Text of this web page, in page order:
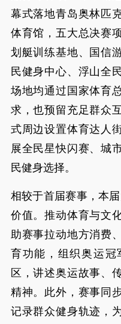
幕式落地青岛奥林匹
体育馆，五大总决赛
划艇训练基地、国信
民健身中心、浮山全
场地均通过国家体育
求，也预留充足群众
式周边设置体育达人
展全民星快闪赛、城
民健身选择。
相较于首届赛事，本
价值。推动体育与文
助赛事拉动地方消费
育功能，组织奥运冠
区，讲述奥运故事、
精神。此外，赛事同
记录群众健身轨迹，